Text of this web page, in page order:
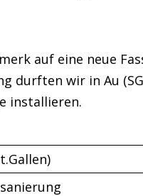
auf eine neue
durften wir in Au
installieren.